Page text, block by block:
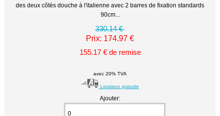
des deux côtés douche à l'italienne avec 2 barres de fixation standards
90cm...
330.14 €
Prix: 174.97 €
155.17 € de remise
avec 20% TVA
Livraison gratuite
Ajouter: